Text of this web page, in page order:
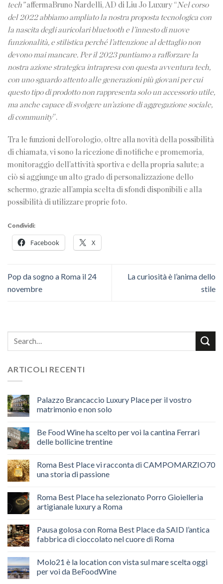
tech”affermaBruno Nardelli, AD di Liu Jo Luxury “Nel corso
del 2022 abbiamo ampliato la nostra proposta tecnologica con
la nascita degli auricolari bluetooth e l’innesto di nuove
funzionalità, e stilistica perché l’attenzione al dettaglio non
devono mai mancare. Per il 2023 puntiamo a rafforzare la
nostra azione strategica intrapresa con questa avventura tech,
con uno sguardo attento alle generazioni più giovani per cui
questo tipo di prodotto non rappresenta solo un accessorio utile,
ma anche capace di svolgere un’azione di aggregazione sociale,
di community”.
Tra le funzioni dell’orologio, oltre alla novità della possibilità
di chiamata, vi sono la ricezione di notifiche e promemoria,
monitoraggio dell’attività sportiva e della propria salute; a
ciò si aggiunge un alto grado di personalizzazione dello
schermo, grazie all’ampia scelta di sfondi disponibili e alla
possibilità di utilizzare proprie foto.
Condividi:
Facebook X
Pop da sogno a Roma il 24
novembre
La curiosità è l’anima dello
stile
ARTICOLI RECENTI
Palazzo Brancaccio Luxury Place per il vostro
matrimonio e non solo
Be Food Wine ha scelto per voi la cantina Ferrari
delle bollicine trentine
Roma Best Place vi racconta di CAMPOMARZIO70
una storia di passione
Roma Best Place ha selezionato Porro Gioielleria
artigianale luxury a Roma
Pausa golosa con Roma Best Place da SAID l’antica
fabbrica di cioccolato nel cuore di Roma
Molo21 è la location con vista sul mare scelta oggi
per voi da BeFoodWine